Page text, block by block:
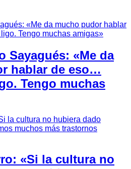
Sayagués: «Me da
hablar de eso…
Tengo muchas
«Si la cultura no